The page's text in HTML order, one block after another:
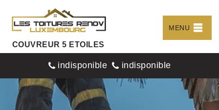
COUVREUR 5 ETOILES
MENU
indisponible indisponible